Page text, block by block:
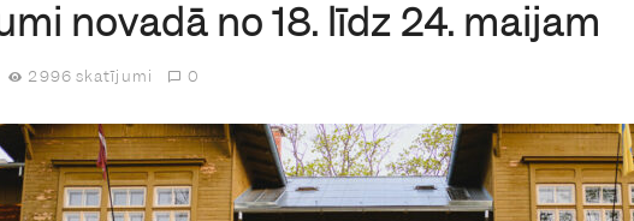
novadā no 18. līdz 24. maijam
2996 skatījumi 0